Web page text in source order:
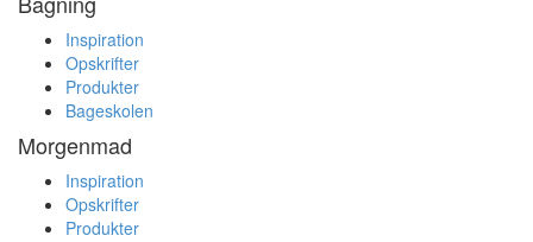
Inspiration
Opskrifter
Produkter
Bageskolen
Morgenmad
Inspiration
Opskrifter
Produkter